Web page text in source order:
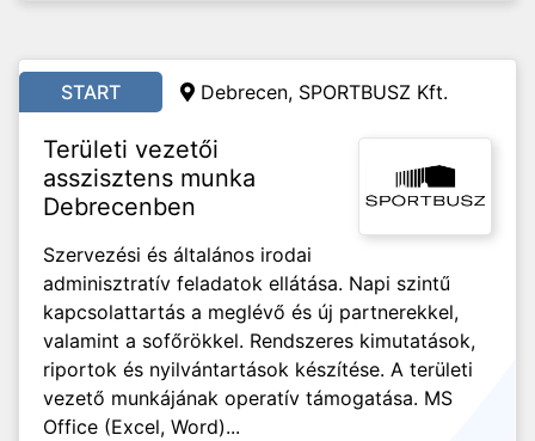
START Debrecen, SPORTBUSZ Kft.
Területi vezetői
asszisztens munka
Debrecenben
Szervezési és általános irodai
adminisztratív feladatok ellátása. Napi szintű
kapcsolattartás a meglévő és új partnerekkel,
valamint a sofőrökkel. Rendszeres kimutatások,
riportok és nyilvántartások készítése. A területi
vezető munkájának operatív támogatása. MS
Office (Excel, Word)...